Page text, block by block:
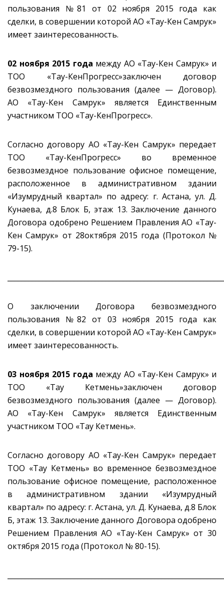
пользования №81 от 02 ноября 2015 года как
сделки, в совершении которой АО «Тау-Кен Самрук»
имеет заинтересованность.
02 ноября 2015 года между АО «Тау-Кен Самрук» и
ТОО «Тау-КенПрогресс»заключен договор
безвозмездного пользования (далее — Договор).
АО «Тау-Кен Самрук» является Единственным
участником ТОО «Тау-КенПрогресс».
Согласно договору АО «Тау-Кен Самрук» передает
ТОО «Тау-КенПрогресс» во временное
безвозмездное пользование офисное помещение,
расположенное в административном здании
«Изумрудный квартал» по адресу: г. Астана, ул. Д.
Кунаева, д.8 Блок Б, этаж 13. Заключение данного
Договора одобрено Решением Правления АО «Тау-
Кен Самрук» от 28октября 2015 года (Протокол №
79-15).
О заключении Договора безвозмездного
пользования №82 от 03 ноября 2015 года как
сделки, в совершении которой АО «Тау-Кен Самрук»
имеет заинтересованность.
03 ноября 2015 года между АО «Тау-Кен Самрук» и
ТОО «Тау Кетмень»заключен договор
безвозмездного пользования (далее — Договор).
АО «Тау-Кен Самрук» является Единственным
участником ТОО «Тау Кетмень».
Согласно договору АО «Тау-Кен Самрук» передает
ТОО «Тау Кетмень» во временное безвозмездное
пользование офисное помещение, расположенное
в административном здании «Изумрудный
квартал» по адресу: г. Астана, ул. Д. Кунаева, д.8 Блок
Б, этаж 13. Заключение данного Договора одобрено
Решением Правления АО «Тау-Кен Самрук» от 30
октября 2015 года (Протокол № 80-15).